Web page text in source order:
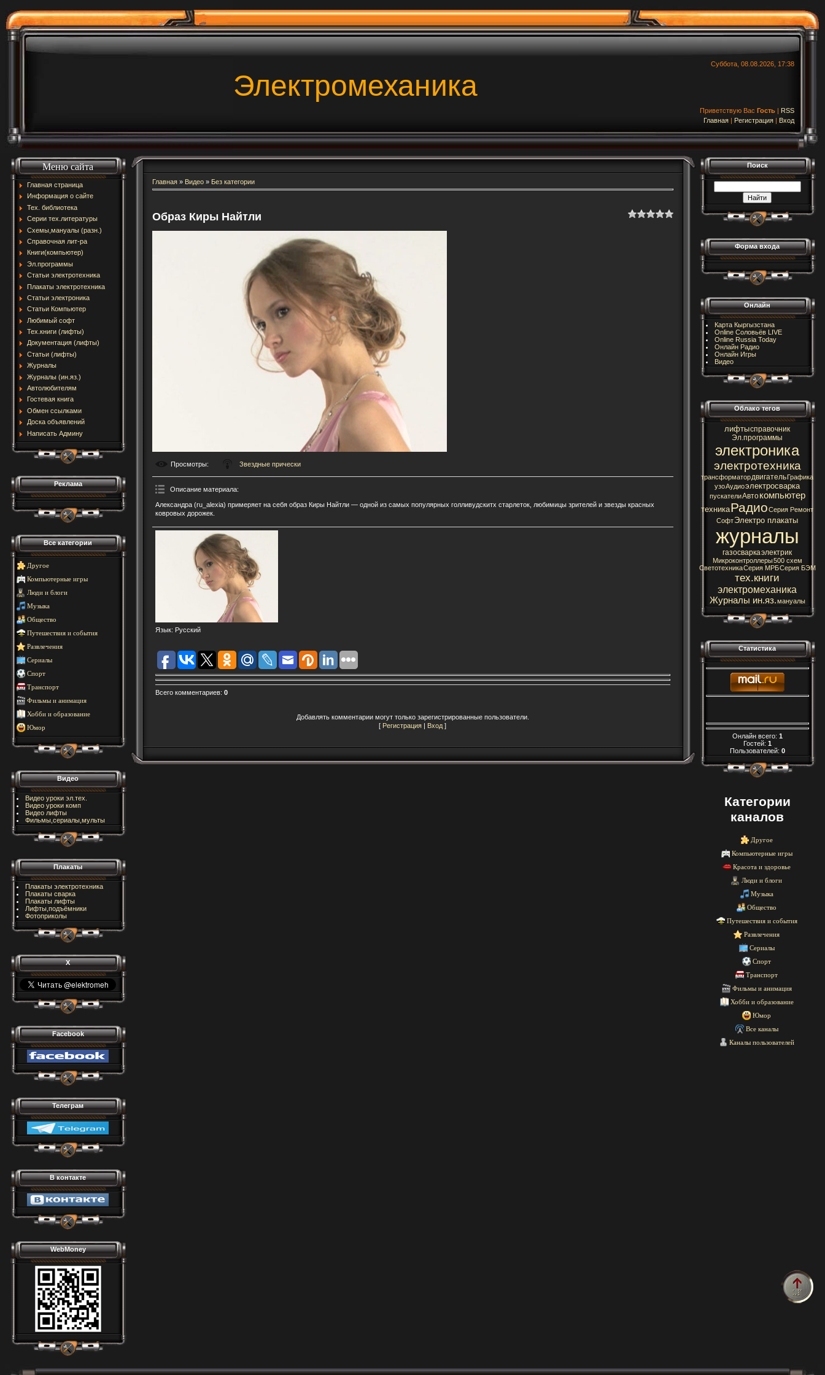
Суббота, 08.08.2026, 17:38
Электромеханика
Приветствую Вас Гость | RSS
Главная | Регистрация | Вход
Меню сайта
Главная страница
Информация о сайте
Тех. библиотека
Серии тех.литературы
Схемы,мануалы (разн.)
Справочная лит-ра
Книги(компьютер)
Эл.программы
Статьи электротехника
Плакаты электротехника
Статьи электроника
Статьи Компьютер
Любимый софт
Тех.книги (лифты)
Документация (лифты)
Статьи (лифты)
Журналы
Журналы (ин.яз.)
Автолюбителям
Гостевая книга
Обмен ссылками
Доска объявлений
Написать Админу
Реклама
Все категории
Другое
Компьютерные игры
Люди и блоги
Музыка
Общество
Путешествия и события
Развлечения
Сериалы
Спорт
Транспорт
Фильмы и анимация
Хобби и образование
Юмор
Видео
Видео уроки эл.тех.
Видео уроки комп
Видео лифты
Фильмы,сериалы,мульты
Плакаты
Плакаты электротехника
Плакаты сварка
Плакаты лифты
Лифты,подъёмники
Фотоприколы
X
Facebook
Телеграм
В контакте
WebMoney
Главная» Видео» Без категории
Образ Киры Найтли
Просмотры: Звездные прически
Описание материала:
Александра (ru_alexia) примеряет на себя образ Киры Найтли — одной из самых популярных голливудскитх старлеток, любимицы зрителей и звезды красных
ковровых дорожек.
Язык: Русский
Всего комментариев: 0
Добавлять комментарии могут только зарегистрированные пользователи.
[ Регистрация | Вход ]
Поиск
Форма входа
Онлайн
Карта Кыргызстана
Online Соловьёв LIVE
Online Russia Today
Онлайн Радио
Онлайн Игры
Видео
Облако тегов
лифтысправочник
Эл.программы
электроника
электротехника
трансформатордвигательГрафика
узоАудиоэлектросварка
пускателиАвтокомпьютер
техникаРадиоСерия Ремонт
СофтЭлектро плакаты
журналы
газосваркаэлектрик
Микроконтроллеры500 схем
СветотехникаСерия МРБСерия БЭМ
тех.книги
электромеханика
Журналы ин.яз.мануалы
Статистика
Онлайн всего: 1
Гостей: 1
Пользователей: 0
Категории
каналов
Другое
Компьютерные игры
Красота и здоровье
Люди и блоги
Музыка
Общество
Путешествия и события
Развлечения
Сериалы
Спорт
Транспорт
Фильмы и анимация
Хобби и образование
Юмор
Все каналы
Каналы пользователей